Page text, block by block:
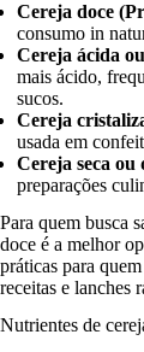
Cereja doce
consumo in
Cereja ácida
mais ácido,
sucos.
Cereja
usada em
Cereja seca ou
preparações
Para quem busca
doce é a melhor
práticas para
receitas e lanches
Nutrientes de